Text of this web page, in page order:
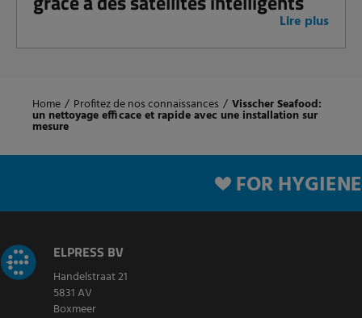
Lire plus
Home / Profitez de nos connaissances / Visscher Seafood:
un nettoyage efficace et rapide avec une installation sur
mesure
FOR HYGIENE
ELPRESS BV
Handelstraat 21
5831 AV
Boxmeer